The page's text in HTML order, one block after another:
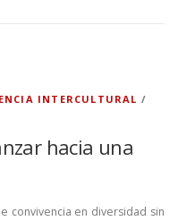
INTERCULTURAL /
hacia una
convivencia en diversidad sin